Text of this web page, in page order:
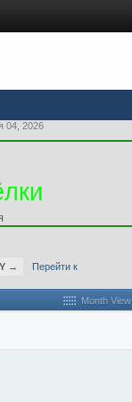
04, 2026
→ Перейти к
Month View